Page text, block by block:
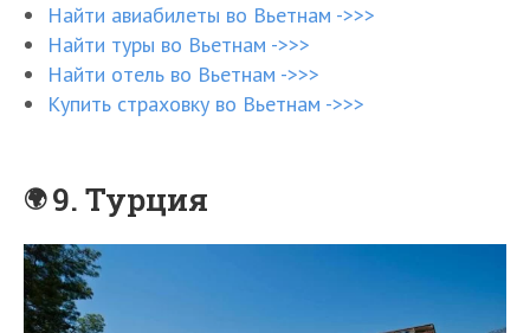
Найти авиабилеты во Вьетнам ->>>
Найти туры во Вьетнам ->>>
Найти отель во Вьетнам ->>>
Купить страховку во Вьетнам ->>>
9. Турция